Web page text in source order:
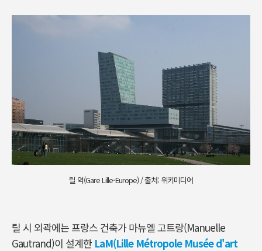
릴 역(Gare Lille-Europe) / 출처: 위키미디어
릴 시 외곽에는 프랑스 건축가 마뉴엘 고트랑(Manuelle
Gautrand)이 설계한 LaM(Lille Métropole Musée d'art